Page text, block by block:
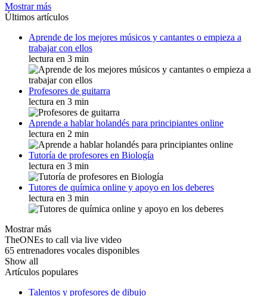
Mostrar más
Últimos artículos
Aprende de los mejores músicos y cantantes o empieza a
trabajar con ellos
lectura en 3 min
Profesores de guitarra
lectura en 3 min
Aprende a hablar holandés para principiantes online
lectura en 2 min
Tutoría de profesores en Biología
lectura en 3 min
Tutores de química online y apoyo en los deberes
lectura en 3 min
Mostrar más
TheONEs to call via live video
65 entrenadores vocales disponibles
Show all
Artículos populares
Talentos y profesores de dibujo